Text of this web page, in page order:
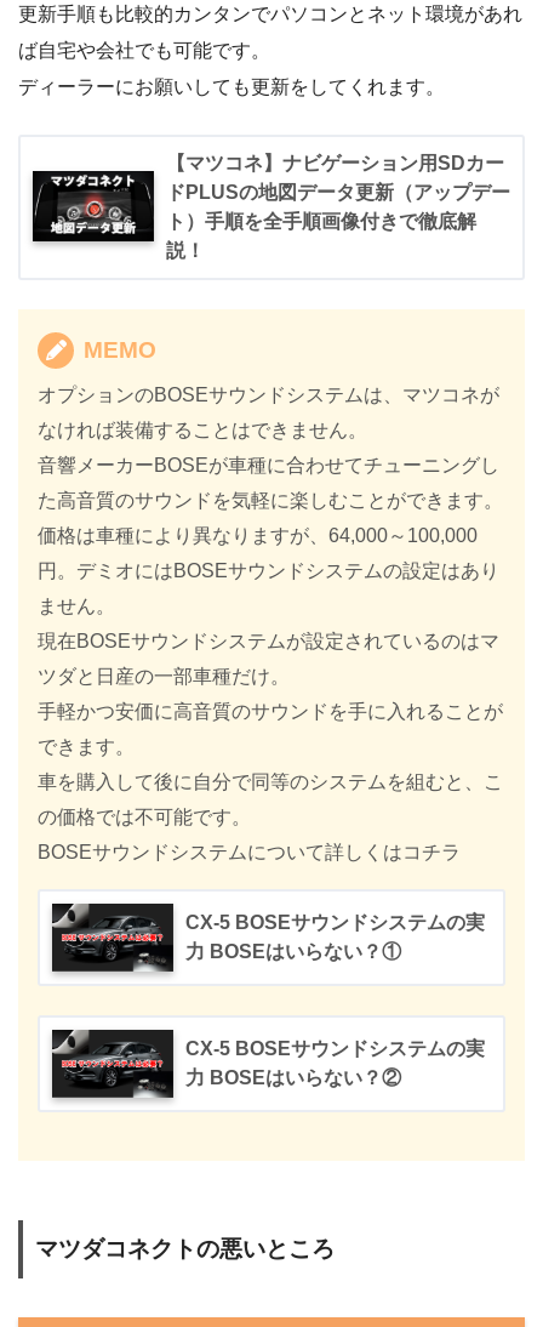
更新手順も比較的カンタンでパソコンとネット環境があれ
ば自宅や会社でも可能です。
ディーラーにお願いしても更新をしてくれます。
【マツコネ】ナビゲーション用SDカー
ドPLUSの地図データ更新（アップデー
ト）手順を全手順画像付きで徹底解
説！
MEMO
オプションのBOSEサウンドシステムは、マツコネが
なければ装備することはできません。
音響メーカーBOSEが車種に合わせてチューニングし
た高音質のサウンドを気軽に楽しむことができます。
価格は車種により異なりますが、64,000～100,000
円。デミオにはBOSEサウンドシステムの設定はあり
ません。
現在BOSEサウンドシステムが設定されているのはマ
ツダと日産の一部車種だけ。
手軽かつ安価に高音質のサウンドを手に入れることが
できます。
車を購入して後に自分で同等のシステムを組むと、こ
の価格では不可能です。
BOSEサウンドシステムについて詳しくはコチラ
CX-5 BOSEサウンドシステムの実
力 BOSEはいらない？①
CX-5 BOSEサウンドシステムの実
力 BOSEはいらない？②
マツダコネクトの悪いところ